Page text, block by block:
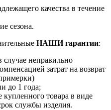
качества в течение
сезона.
НАШИ гарантии:
неправильно
затрат на возврат
до 1 года;
товара в виде
службы изделия.